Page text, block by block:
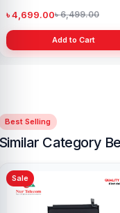
৳ 4,699.00৳ 6,499.00
Add to Cart
Best Selling
Category
Sale